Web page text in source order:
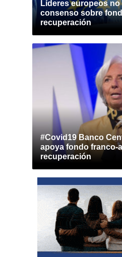
Líderes europeos no
consenso sobre
recuperación
#Covid19 Banco
apoya fondo franco-
recuperación